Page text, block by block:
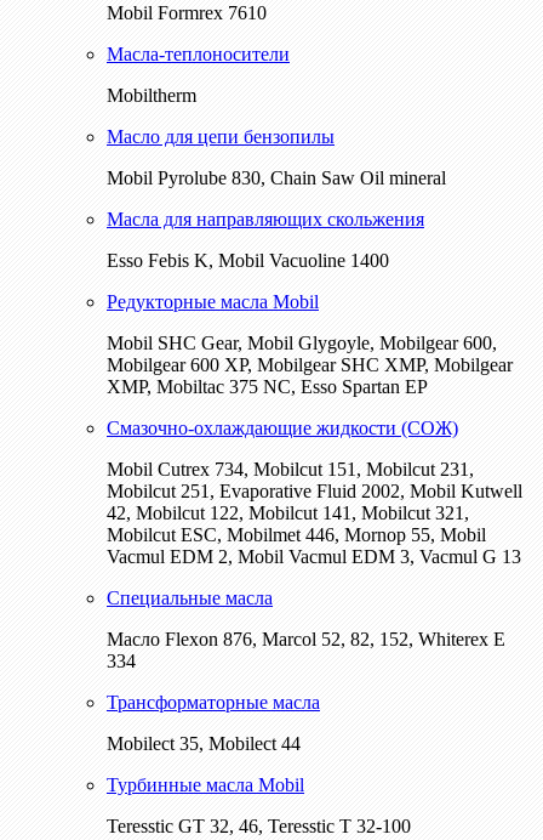
Mobil Formrex 7610
Масла-теплоносители
Mobiltherm
Масло для цепи бензопилы
Mobil Pyrolube 830, Chain Saw Oil mineral
Масла для направляющих скольжения
Esso Febis K, Mobil Vacuoline 1400
Редукторные масла Mobil
Mobil SHC Gear, Mobil Glygoyle, Mobilgear 600,
Mobilgear 600 XP, Mobilgear SHC XMP, Mobilgear
XМP, Mobiltac 375 NC, Esso Spartan EP
Смазочно-охлаждающие жидкости (СОЖ)
Mobil Cutrex 734, Mobilcut 151, Mobilcut 231,
Mobilcut 251, Evaporative Fluid 2002, Mobil Kutwell
42, Mobilcut 122, Mobilcut 141, Mobilcut 321,
Mobilcut ESC, Mobilmet 446, Mornop 55, Mobil
Vacmul EDM 2, Mobil Vacmul EDM 3, Vacmul G 13
Специальные масла
Масло Flexon 876, Marcol 52, 82, 152, Whiterex E
334
Трансформаторные масла
Mobilect 35, Mobilect 44
Турбинные масла Mobil
Teresstic GT 32, 46, Teresstic T 32-100